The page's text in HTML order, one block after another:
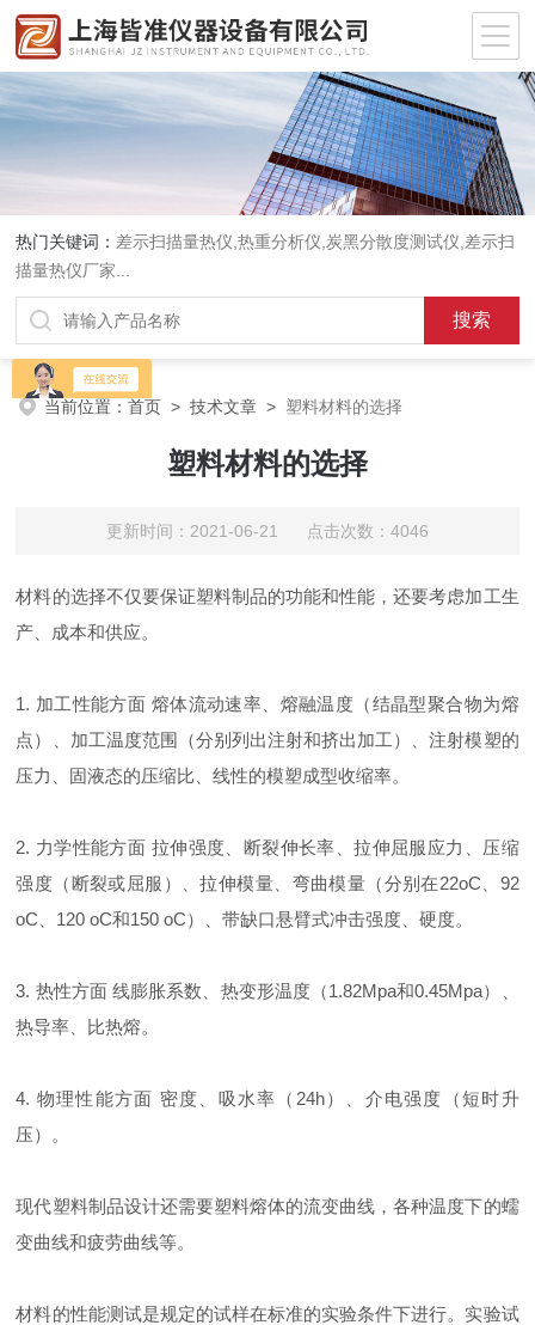
热门关键词： 差示扫描量热仪 ,热重分析仪 炭黑分散度测试仪 差示扫
描量热仪厂家
当前位置：首页 >技术文章 > 塑料材料的选择
塑料材料的选择
更新时间：2021-06-21 点击次数：4046
材料的选择不仅要保证塑料制品的功能和性能，还要考虑加工生
产、成本和供应。
1. 加工性能方面 熔体流动速率、熔融温度（结晶型聚合物为熔
点）、加工温度范围（分别列出注射和挤出加工）、注射模塑的
压力、固液态的压缩比、线性的模塑成型收缩率。
2. 力学性能方面 拉伸强度、断裂伸长率、拉伸屈服应力、压缩
强度（断裂或屈服）、拉伸模量、弯曲模量（分别在22oC、92
oC、120 oC和150 oC）、带缺口悬臂式冲击强度、硬度。
3. 热性方面 线膨胀系数、热变形温度（1.82Mpa和0.45Mpa）、
热导率、比热熔。
4. 物理性能方面 密度、吸水率（24h）、介电强度（短时升
压）。
现代塑料制品设计还需要塑料熔体的流变曲线，各种温度下的蠕
变曲线和疲劳曲线等。
材料的性能测试是规定的试样在标准的实验条件下进行。实验试